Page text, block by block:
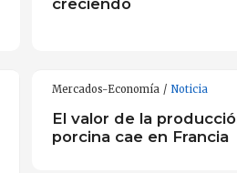
Mercados-Economía Noticia
El valor de la
porcina cae en Francia